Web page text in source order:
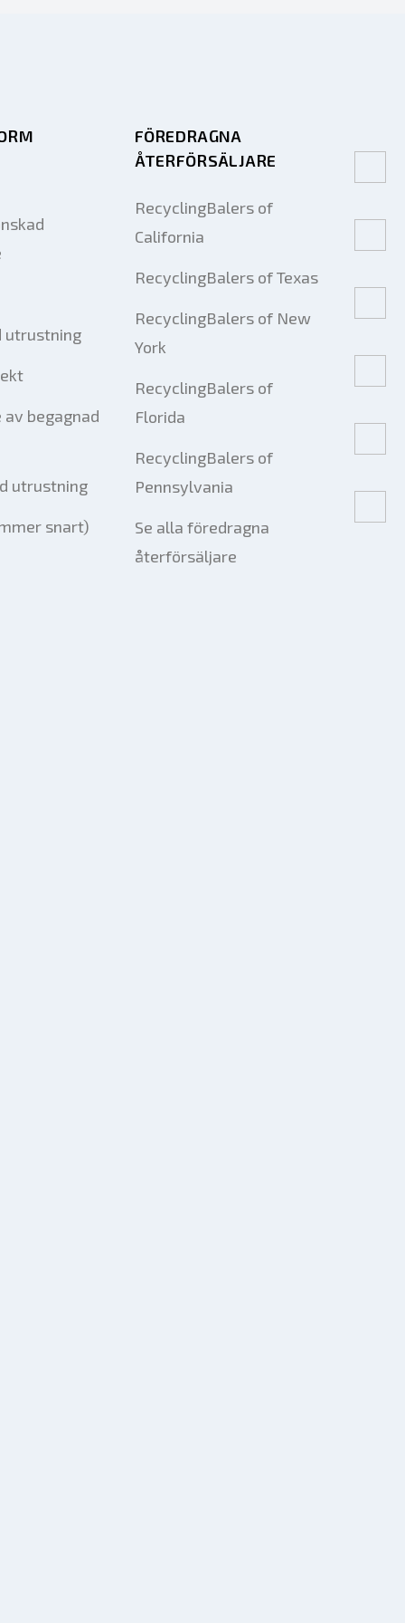
utrustning
begagnad
utrustning
snart)
FÖREDRAGNA
ÅTERFÖRSÄLJARE
RecyclingBalers of
California
RecyclingBalers of Texas
RecyclingBalers of New
York
RecyclingBalers of
Florida
RecyclingBalers of
Pennsylvania
Se alla föredragna
återförsäljare